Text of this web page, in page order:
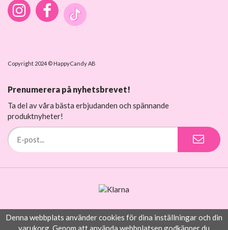
Copyright 2024 © HappyCandy AB
Prenumerera på nyhetsbrevet!
Ta del av våra bästa erbjudanden och spännande
produktnyheter!
Drift & produktion:Wikinggruppen
Denna webbplats använder cookies för dina inställningar och din
varukorg. Genom att använda webbplatsen godkänner du